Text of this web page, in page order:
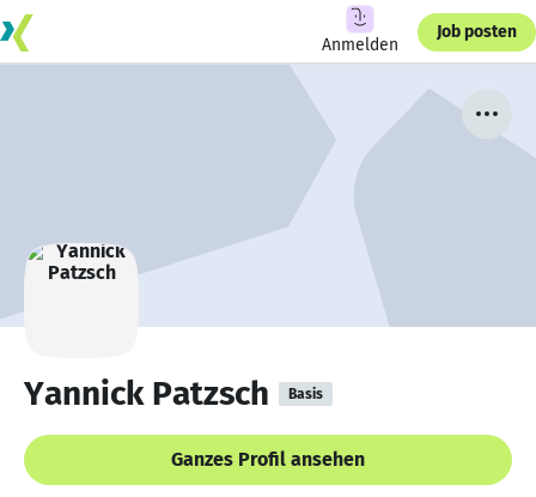
Anmelden
Job posten
Yannick Patzsch Basis
Ganzes Profil ansehen